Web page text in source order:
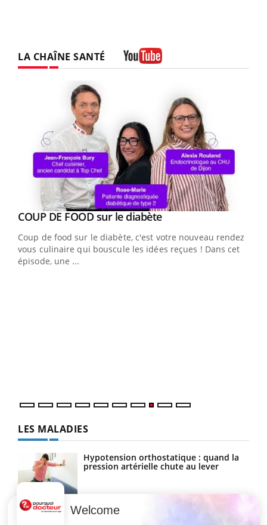
LA CHAÎNE SANTÉ
Youtube
COUP DE FOOD sur le diabèteYoutube
Coup de food sur le diabète, c'est votre nouveau rendez-
vous culinaire qui bouscule les idées reçues ! Dans cet
épisode, une ...
Youtube
Quand l’entreprise mise sur le bien être global
"Les rendez-vous de la santé et de la qualité de vie au
travail" de Pourquoi Docteur reçoivent Régis Blugeon,
DRH et directeur ...
LES MALADIES
Hypotension orthostatique : quand la
pression artérielle chute au lever
Drépanocytose : une déformation des
globules rouges aux conséquences
Welcome